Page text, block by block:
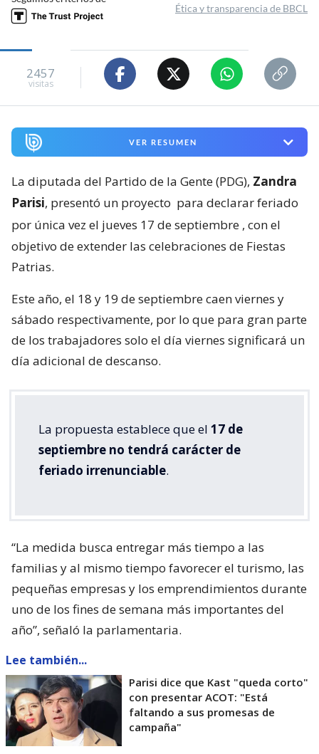
Ética y transparencia de BBCL
2457
visitas
VER RESUMEN
La diputada del Partido de la Gente (PDG), Zandra
Parisi, presentó un proyecto para declarar feriado
por única vez el jueves 17 de septiembre , con el
objetivo de extender las celebraciones de Fiestas
Patrias.
Este año, el 18 y 19 de septiembre caen viernes y
sábado respectivamente, por lo que para gran parte
de los trabajadores solo el día viernes significará un
día adicional de descanso.
La propuesta establece que el 17 de
septiembre no tendrá carácter de
feriado irrenunciable.
“La medida busca entregar más tiempo a las
familias y al mismo tiempo favorecer el turismo, las
pequeñas empresas y los emprendimientos durante
uno de los fines de semana más importantes del
año”, señaló la parlamentaria.
Lee también...
Parisi dice que Kast "queda corto"
con presentar ACOT: "Está
faltando a sus promesas de
campaña"